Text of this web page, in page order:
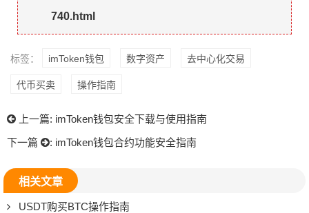
740.html
标签： imToken钱包 数字资产 去中心化交易
代币买卖 操作指南
上一篇: imToken钱包安全下载与使用指南
下一篇
: imToken钱包合约功能安全指南
相关文章
USDT购买BTC操作指南